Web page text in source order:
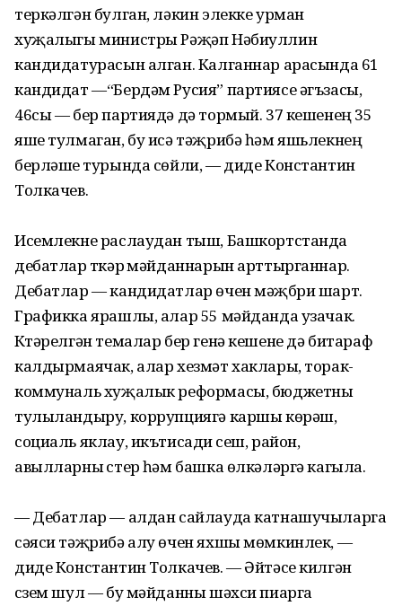
теркәлгән булган, ләкин элекке урман
хуҗалыгы министры Рәҗәп Нәбиуллин
кандидатурасын алган. Калганнар арасында 61
кандидат —“Бердәм Русия” партиясе әгъзасы,
46сы — бер партиядә дә тормый. 37 кешенең 35
яше тулмаган, бу исә тәҗрибә һәм яшьлекнең
берләшүе турында сөйли, — диде Константин
Толкачев.
Исемлекне раслаудан тыш, Башкортстанда
дебатлар үткәрү мәйданнарын арттырганнар.
Дебатлар — кандидатлар өчен мәҗбүри шарт.
Графикка ярашлы, алар 55 мәйданда узачак.
Күтәрелгән темалар бер генә кешене дә битараф
калдырмаячак, алар хезмәт хаклары, торак-
коммуналь хуҗалык реформасы, бюджетны
тулыландыру, коррупциягә каршы көрәш,
социаль яклау, икътисади үсеш, район,
авылларны үстерү һәм башка өлкәләргә кагыла.
— Дебатлар — алдан сайлауда катнашучыларга
сәяси тәҗрибә алу өчен яхшы мөмкинлек, —
диде Константин Толкачев. — Әйтәсе килгән
сүзем шул — бу мәйданны шәхси пиарга